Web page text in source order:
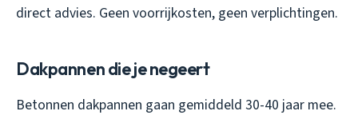
direct advies. Geen voorrijkosten, geen verplichtingen.
Dakpannen die je negeert
Betonnen dakpannen gaan gemiddeld 30-40 jaar mee.